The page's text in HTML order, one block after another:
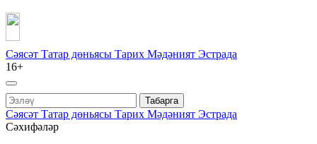
Сәясәт Татар дөньясы Тарих Мәдәният Эстрада
16+
Табарга
Сәясәт Татар дөньясы Тарих Мәдәният Эстрада
Сәхифәләр